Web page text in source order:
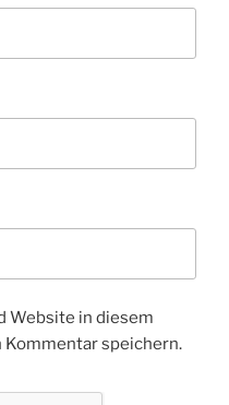
Website in diesem
speichern.